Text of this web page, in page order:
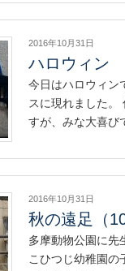
2016年10月31日
ハロウィン
今日はハロウィン
スに現れました。
すが、みな大喜び
2016年10月31日
秋の遠足（
多摩動物公園に先
こひつじ幼稚園の